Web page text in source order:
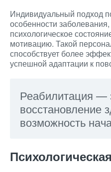
Индивидуальный подход
особенности
психологическое
мотивацию. Такой
способствует более
успешной адаптации к
Реабилитация —
восстановление
возможность